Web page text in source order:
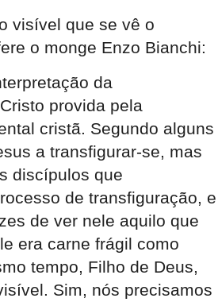
visível que se vê o
o monge Enzo Bianchi:
da
provida pela
cristã. Segundo alguns
a transfigurar-se, mas
discípulos que
de transfiguração, e
de ver nele aquilo que
era carne frágil como
tempo, Filho de Deus,
Sim, nós precisamos